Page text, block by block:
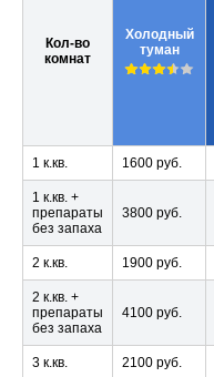
Кол-во
комнат
Холодный
туман
1 к.кв. 1600 руб.
1 к.кв. +
препараты
без запаха
3800 руб.
2 к.кв. 1900 руб.
2 к.кв. +
препараты
без запаха
4100 руб.
3 к.кв. 2100 руб.